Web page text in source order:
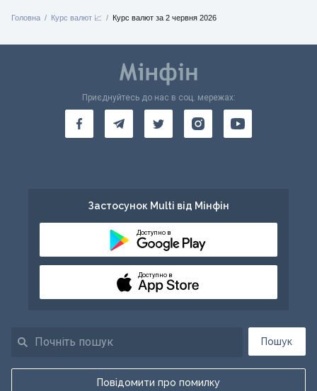
Головна Курс валют 📈 Курс валют за 2 червня 2026
Пошук
Повідомити про помилку
Приєднуйтесь до нас в соц. мережах:
Застосунок Multi від Мінфін
Доступно в
Доступно в